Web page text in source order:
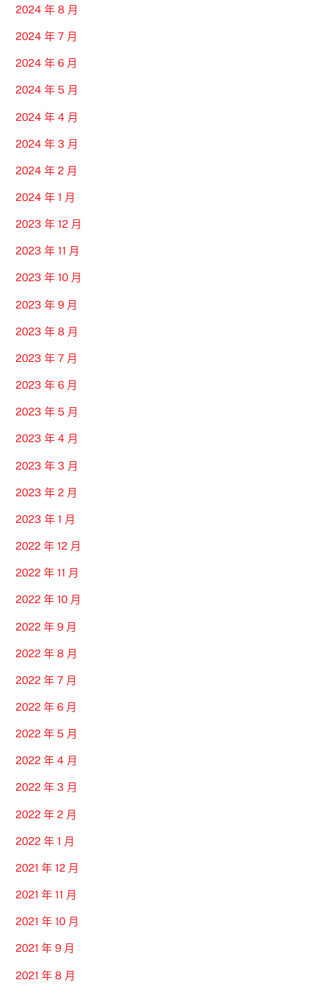
2024 年 8 月
2024 年 7 月
2024 年 6 月
2024 年 5 月
2024 年 4 月
2024 年 3 月
2024 年 2 月
2024 年 1 月
2023 年 12 月
2023 年 11 月
2023 年 10 月
2023 年 9 月
2023 年 8 月
2023 年 7 月
2023 年 6 月
2023 年 5 月
2023 年 4 月
2023 年 3 月
2023 年 2 月
2023 年 1 月
2022 年 12 月
2022 年 11 月
2022 年 10 月
2022 年 9 月
2022 年 8 月
2022 年 7 月
2022 年 6 月
2022 年 5 月
2022 年 4 月
2022 年 3 月
2022 年 2 月
2022 年 1 月
2021 年 12 月
2021 年 11 月
2021 年 10 月
2021 年 9 月
2021 年 8 月